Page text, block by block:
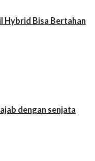
Hybrid Bisa Bertahan
dengan senjata